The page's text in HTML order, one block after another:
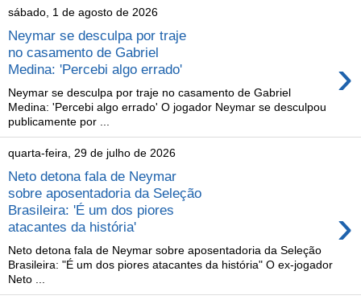
sábado, 1 de agosto de 2026
Neymar se desculpa por traje
no casamento de Gabriel
Medina: 'Percebi algo errado'
›
Neymar se desculpa por traje no casamento de Gabriel
Medina: 'Percebi algo errado' O jogador Neymar se desculpou
publicamente por ...
quarta-feira, 29 de julho de 2026
Neto detona fala de Neymar
sobre aposentadoria da Seleção
Brasileira: 'É um dos piores
atacantes da história'
›
Neto detona fala de Neymar sobre aposentadoria da Seleção
Brasileira: "É um dos piores atacantes da história" O ex-jogador
Neto ...